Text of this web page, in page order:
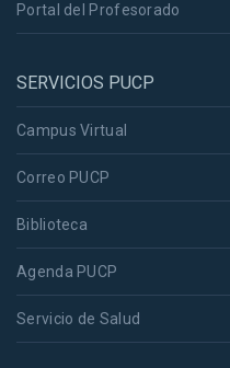
Portal del Profesorado
SERVICIOS PUCP
Campus Virtual
Correo PUCP
Biblioteca
Agenda PUCP
Servicio de Salud